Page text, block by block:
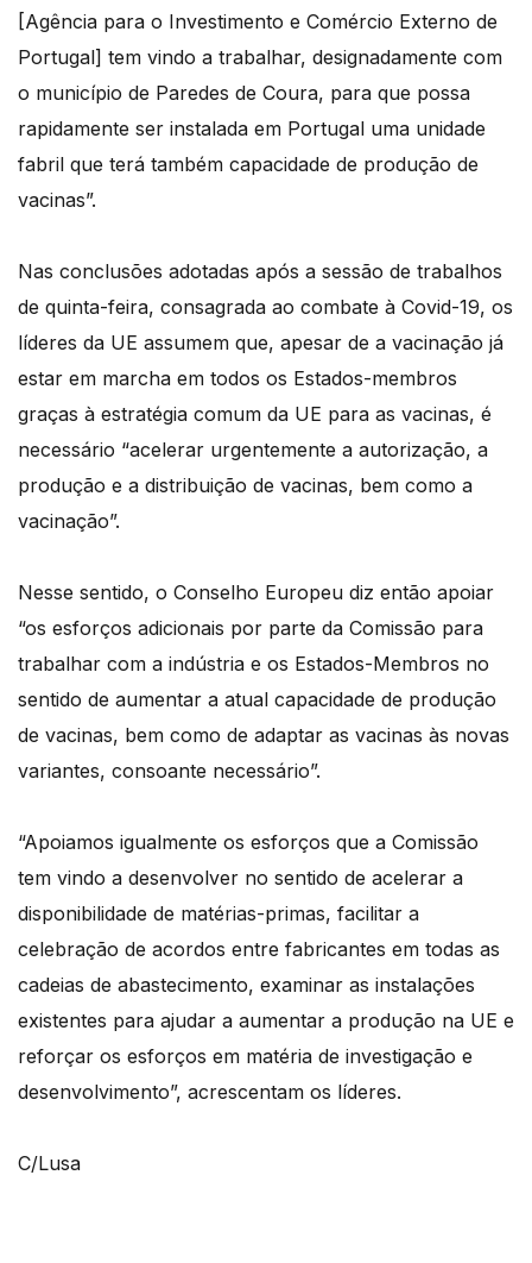
[Agência para o Investimento e Comércio Externo de
Portugal] tem vindo a trabalhar, designadamente com
o município de Paredes de Coura, para que possa
rapidamente ser instalada em Portugal uma unidade
fabril que terá também capacidade de produção de
vacinas”.
Nas conclusões adotadas após a sessão de trabalhos
de quinta-feira, consagrada ao combate à Covid-19, os
líderes da UE assumem que, apesar de a vacinação já
estar em marcha em todos os Estados-membros
graças à estratégia comum da UE para as vacinas, é
necessário “acelerar urgentemente a autorização, a
produção e a distribuição de vacinas, bem como a
vacinação”.
Nesse sentido, o Conselho Europeu diz então apoiar
“os esforços adicionais por parte da Comissão para
trabalhar com a indústria e os Estados-Membros no
sentido de aumentar a atual capacidade de produção
de vacinas, bem como de adaptar as vacinas às novas
variantes, consoante necessário”.
“Apoiamos igualmente os esforços que a Comissão
tem vindo a desenvolver no sentido de acelerar a
disponibilidade de matérias-primas, facilitar a
celebração de acordos entre fabricantes em todas as
cadeias de abastecimento, examinar as instalações
existentes para ajudar a aumentar a produção na UE e
reforçar os esforços em matéria de investigação e
desenvolvimento”, acrescentam os líderes.
C/Lusa